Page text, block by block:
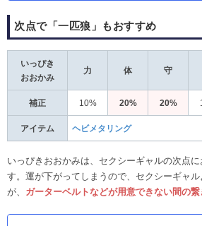
次点で「一匹狼」もおすすめ
いっぴき
おおかみ
力 体 守
補正 10% 20% 20%
アイテム ヘビメタリング
いっぴきおおかみは、セクシーギャルの次点
す。運が下がってしまうので、セクシーギャ
が、 ガーターベルトなどが用意できない間の繋